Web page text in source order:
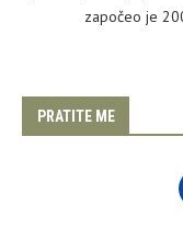
započeo je
PRATITE ME